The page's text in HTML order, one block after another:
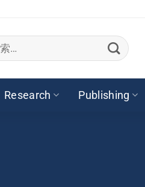
Research Publishing